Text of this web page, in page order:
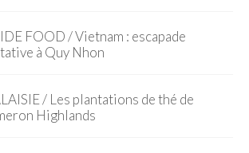
FOOD / Vietnam : escapade
à Quy Nhon
/ Les plantations de thé de
Highlands